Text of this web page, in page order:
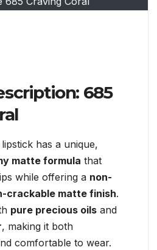
685
has a unique,
matte formula that
while offering a non-
crackable matte finish.
pure precious oils and
, making it both
comfortable to wear.